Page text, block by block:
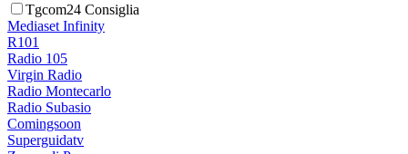
Tgcom24 Consiglia
Mediaset Infinity
R101
Radio 105
Virgin Radio
Radio Montecarlo
Radio Subasio
Comingsoon
Superguidatv